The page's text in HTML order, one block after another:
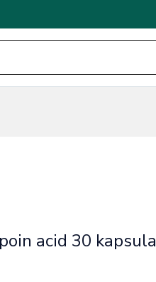
acid 30 kapsula